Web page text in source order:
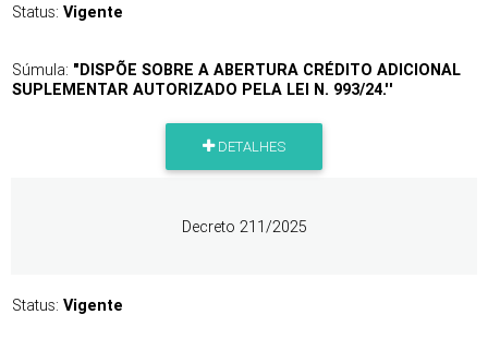
Status: Vigente
Súmula: "DISPÕE SOBRE A ABERTURA CRÉDITO ADICIONAL
SUPLEMENTAR AUTORIZADO PELA LEI N. 993/24.''
DETALHES
Decreto 211/2025
Status: Vigente